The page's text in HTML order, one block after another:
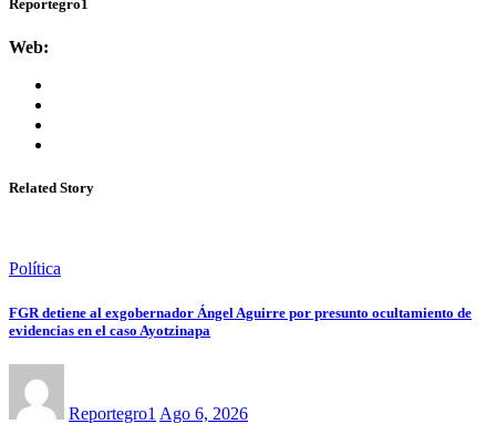
Reportegro1
Web:
Related Story
Política
FGR detiene al exgobernador Ángel Aguirre por presunto ocultamiento de
evidencias en el caso Ayotzinapa
Reportegro1 Ago 6, 2026